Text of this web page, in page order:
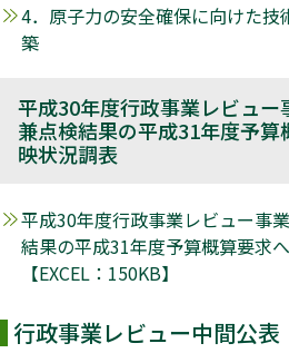
4．原子力の安全確保に向けた技
築
平成30年度行政事業レビュー
兼点検結果の平成31年度予算
映状況調表
平成30年度行政事業レビュー事
結果の平成31年度予算概算要求
【EXCEL：150KB】
行政事業レビュー中間公表